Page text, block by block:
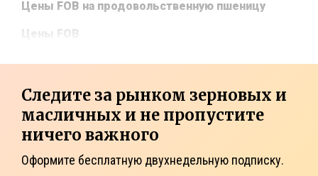
Цены FOB на продовольственную пшеницу
Цены FOB
Следите за рынком зерновых и
масличных и не пропустите
ничего важного
Оформите бесплатную двухнедельную подписку.